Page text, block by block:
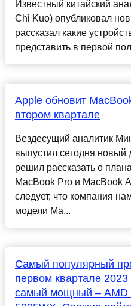
Известный китайский
Chi Kuo) опубликовал
рассказал какие
представить в первой
Apple обновит
втором квартале
Вездесущий аналитик
выпустил сегодня новый
решил рассказать о
MacBook Pro и MacBook
следует, что компания
модели Ma...
Самый популярный
первом квартале
самый мощный – AMD